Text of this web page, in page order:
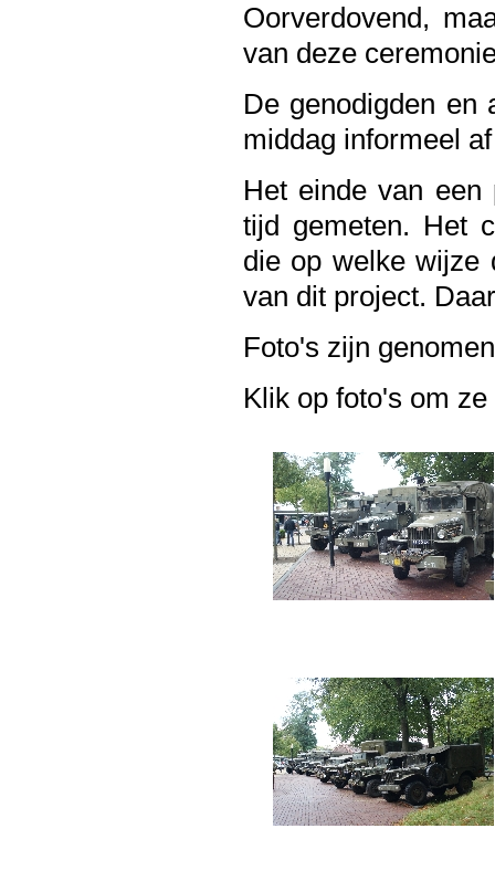
Oorverdovend,
van deze
De genodigden en
middag informeel
Het einde van
tijd gemeten. Het
die op welke wijze
van dit project.
Foto's zijn
Klik op foto's om